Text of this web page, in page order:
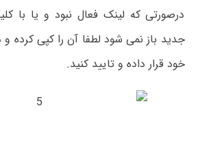
درصورتی که لینک فعال نبود و یا با
جدید باز نمی شود لطفا آن را کپی کرده
خود قرار داده و تایید کنید.